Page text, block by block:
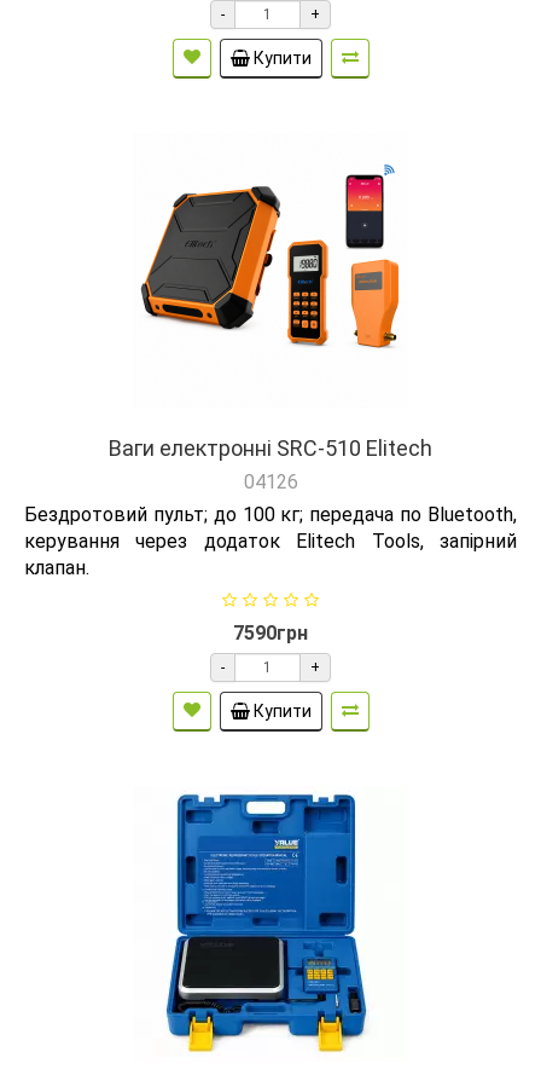
- +
Купити
Ваги електронні SRC-510 Elitech
04126
Бездротовий пульт; до 100 кг; передача по Bluetooth,
керування через додаток Elitech Tools, запірний
клапан.
7590грн
- +
Купити